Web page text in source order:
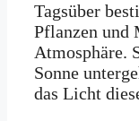
Tagsüber
Pflanzen und
Atmosphäre.
Sonne
das Licht